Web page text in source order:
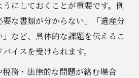
にしておくことが重要です。例
な書類が分からない」「遺産分
など、具体的な課題を伝えるこ
イスを受けられます。
務・法律的な問題が絡む場合